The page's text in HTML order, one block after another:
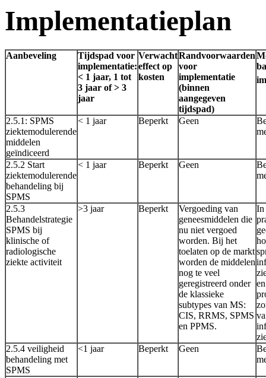
Implementatieplan
Aanbeveling
Tijdspad voor
implementatie:
< 1 jaar, 1 tot
3 jaar of > 3
jaar
Verwacht
effect op
kosten
Randvoorwaarden
voor
implementatie
(binnen
aangegeven
tijdspad)
2.5.1: SPMS
ziektemodulerende
middelen
geïndiceerd
< 1 jaar Beperkt Geen
2.5.2 Start
ziektemodulerende
behandeling bij
SPMS
< 1 jaar Beperkt Geen
2.5.3
Behandelstrategie
SPMS bij
klinische of
radiologische
ziekte activiteit
>3 jaar Beperkt
Vergoeding van
geneesmiddelen die
nu niet vergoed
worden. Bij het
toelaten op de markt
worden de middelen
nog te veel
geregistreerd onder
de klassieke
subtypes van MS:
CIS, RRMS, SPMS
en PPMS.
In
2.5.4 veiligheid
behandeling met
SPMS
<1 jaar Beperkt Geen